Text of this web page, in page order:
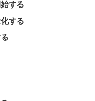
する
する